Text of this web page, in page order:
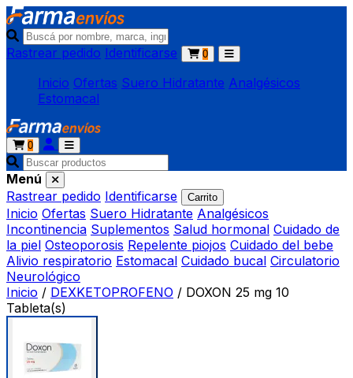
Rastrear pedido Identificarse 0
Inicio Ofertas Suero Hidratante Analgésicos
Estomacal
0
Menú
Rastrear pedido Identificarse Carrito
Inicio Ofertas Suero Hidratante Analgésicos
Incontinencia Suplementos Salud hormonal Cuidado de
la piel Osteoporosis Repelente piojos Cuidado del bebe
Alivio respiratorio Estomacal Cuidado bucal Circulatorio
Neurológico
Inicio / DEXKETOPROFENO / DOXON 25 mg 10
Tableta(s)